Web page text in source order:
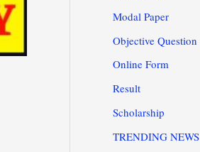
Modal Paper
Objective Question
Online Form
Result
Scholarship
TRENDING NEWS